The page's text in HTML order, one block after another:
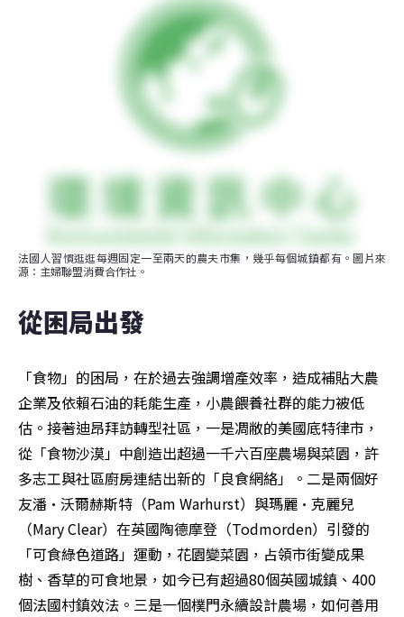
法國人習慣逛逛每週固定一至兩天的農夫市集，幾乎每個城鎮都有。圖片來
源：主婦聯盟消費合作社。
從困局出發
「食物」的困局，在於過去強調增產效率，造成補貼大農
企業及依賴石油的耗能生產，小農餵養社群的能力被低
估。接著迪昂拜訪轉型社區，一是凋敝的美國底特律市，
從「食物沙漠」中創造出超過一千六百座農場與菜園，許
多志工與社區廚房連結出新的「良食網絡」。二是兩個好
友潘·沃爾赫斯特（Pam Warhurst）與瑪麗·克麗兒
（Mary Clear）在英國陶德摩登（Todmorden）引發的
「可食綠色道路」運動，花園變菜園，占領市街變成果
樹、香草的可食地景，如今已有超過80個英國城鎮、400
個法國村鎮效法。三是一個樸門永續設計農場，如何善用